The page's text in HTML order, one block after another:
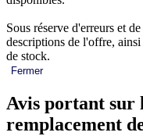
Sous réserve d'erreurs et
descriptions de l'offre, ainsi
de stock.
Fermer
Avis portant sur
remplacement